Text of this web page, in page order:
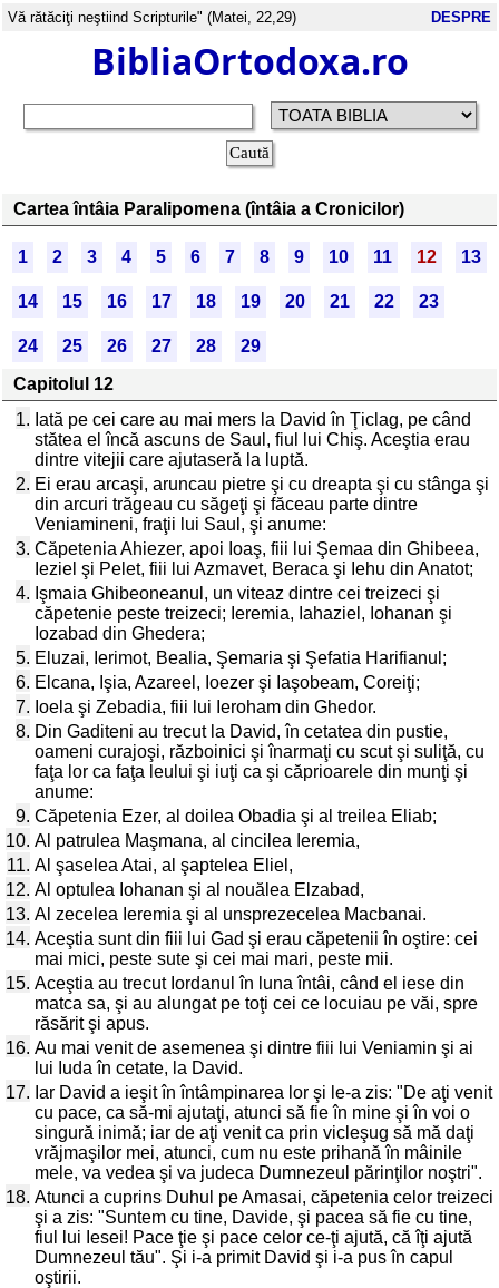
Vă rătăciţi neştiind Scripturile" (Matei, 22,29) DESPRE
BibliaOrtodoxa.ro
Cartea întâia Paralipomena (întâia a Cronicilor)
1 2 3 4 5 6 7 8 9 10 11 12 13
14 15 16 17 18 19 20 21 22 23
24 25 26 27 28
29
Capitolul 12
1. Iată pe cei care au mai mers la David în Ţiclag, pe când
stătea el încă ascuns de Saul, fiul lui Chiş. Aceştia erau
dintre vitejii care ajutaseră la luptă.
2. Ei erau arcaşi, aruncau pietre şi cu dreapta şi cu stânga şi
din arcuri trăgeau cu săgeţi şi făceau parte dintre
Veniamineni, fraţii lui Saul, şi anume:
3. Căpetenia Ahiezer, apoi Ioaş, fiii lui Şemaa din Ghibeea,
Ieziel şi Pelet, fiii lui Azmavet, Beraca şi Iehu din Anatot;
4. Işmaia Ghibeoneanul, un viteaz dintre cei treizeci şi
căpetenie peste treizeci; Ieremia, Iahaziel, Iohanan şi
Iozabad din Ghedera;
5. Eluzai, Ierimot, Bealia, Şemaria şi Şefatia Harifianul;
6. Elcana, Işia, Azareel, Ioezer şi Iaşobeam, Coreiţi;
7. Ioela şi Zebadia, fiii lui Ieroham din Ghedor.
8. Din Gaditeni au trecut la David, în cetatea din pustie,
oameni curajoşi, războinici şi înarmaţi cu scut şi suliţă, cu
faţa lor ca faţa leului şi iuţi ca şi căprioarele din munţi şi
anume:
9. Căpetenia Ezer, al doilea Obadia şi al treilea Eliab;
10. Al patrulea Maşmana, al cincilea Ieremia,
11. Al şaselea Atai, al şaptelea Eliel,
12. Al optulea Iohanan şi al nouălea Elzabad,
13. Al zecelea Ieremia şi al unsprezecelea Macbanai.
14. Aceştia sunt din fiii lui Gad şi erau căpetenii în oştire: cei
mai mici, peste sute şi cei mai mari, peste mii.
15. Aceştia au trecut Iordanul în luna întâi, când el iese din
matca sa, şi au alungat pe toţi cei ce locuiau pe văi, spre
răsărit şi apus.
16. Au mai venit de asemenea şi dintre fiii lui Veniamin şi ai
lui Iuda în cetate, la David.
17. Iar David a ieşit în întâmpinarea lor şi le-a zis: "De aţi venit
cu pace, ca să-mi ajutaţi, atunci să fie în mine şi în voi o
singură inimă; iar de aţi venit ca prin vicleşug să mă daţi
vrăjmaşilor mei, atunci, cum nu este prihană în mâinile
mele, va vedea şi va judeca Dumnezeul părinţilor noştri".
18. Atunci a cuprins Duhul pe Amasai, căpetenia celor treizeci
şi a zis: "Suntem cu tine, Davide, şi pacea să fie cu tine,
fiul lui Iesei! Pace ţie şi pace celor ce-ţi ajută, că îţi ajută
Dumnezeul tău". Şi i-a primit David şi i-a pus în capul
oştirii.